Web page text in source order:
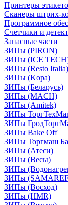
Принтеры
Сканеры штрих-
Программное
Счетчики и
Запасные части
ЗИПы (PIRON)
ЗИПы (ICE
ЗИПы (Resto Italia)
ЗИПы (Kopa)
ЗИПы (Беларусь)
ЗИПы (MACH)
ЗИПы (Amitek)
ЗИПы
ЗИПы
ЗИПы Bake Off
ЗИПы Торгмаш
ЗИПы (Атеси)
ЗИПы (Весы)
ЗИПы
ЗИПы
ЗИПы (Восход)
ЗИПы (HMR)